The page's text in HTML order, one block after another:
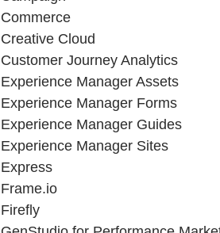
Commerce
Creative Cloud
Customer Journey Analytics
Experience Manager Assets
Experience Manager Forms
Experience Manager Guides
Experience Manager Sites
Express
Frame.io
Firefly